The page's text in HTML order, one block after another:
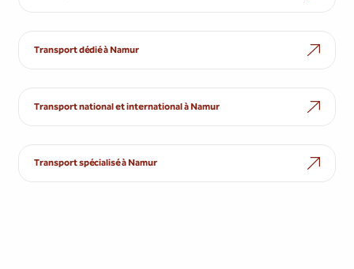
Transport dédié à Namur
Transport national et international à Namur
Transport spécialisé à Namur